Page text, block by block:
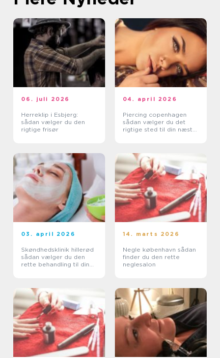
06. juli 2026
Herreklip i Esbjerg:
sådan vælger du den
rigtige frisør
04. april 2026
Piercing copenhagen
sådan vælger du det
rigtige sted til din næste
03. april 2026
Skøndhedsklinik hillerød
sådan vælger du den
rette behandling til din
14. marts 2026
Negle københavn sådan
finder du den rette
neglesalon